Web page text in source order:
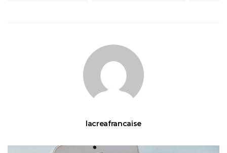
lacreafrancaise